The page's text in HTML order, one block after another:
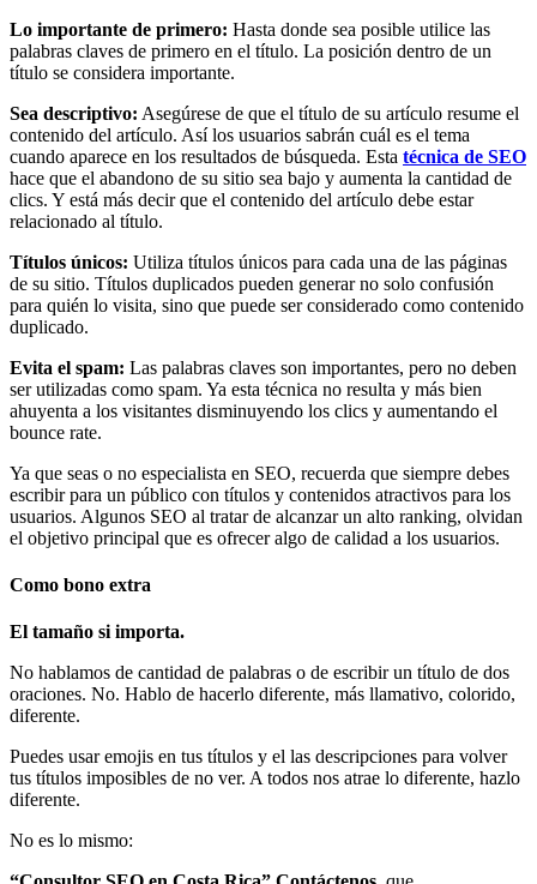
Lo importante de primero: Hasta donde sea posible utilice las
palabras claves de primero en el título. La posición dentro de un
título se considera importante.
Sea descriptivo: Asegúrese de que el título de su artículo resume el
contenido del artículo. Así los usuarios sabrán cuál es el tema
cuando aparece en los resultados de búsqueda. Esta técnica de SEO
hace que el abandono de su sitio sea bajo y aumenta la cantidad de
clics. Y está más decir que el contenido del artículo debe estar
relacionado al título.
Títulos únicos: Utiliza títulos únicos para cada una de las páginas
de su sitio. Títulos duplicados pueden generar no solo confusión
para quién lo visita, sino que puede ser considerado como contenido
duplicado.
Evita el spam: Las palabras claves son importantes, pero no deben
ser utilizadas como spam. Ya esta técnica no resulta y más bien
ahuyenta a los visitantes disminuyendo los clics y aumentando el
bounce rate.
Ya que seas o no especialista en SEO, recuerda que siempre debes
escribir para un público con títulos y contenidos atractivos para los
usuarios. Algunos SEO al tratar de alcanzar un alto ranking, olvidan
el objetivo principal que es ofrecer algo de calidad a los usuarios.
Como bono extra
El tamaño si importa.
No hablamos de cantidad de palabras o de escribir un título de dos
oraciones. No. Hablo de hacerlo diferente, más llamativo, colorido,
diferente.
Puedes usar emojis en tus títulos y el las descripciones para volver
tus títulos imposibles de no ver. A todos nos atrae lo diferente, hazlo
diferente.
No es lo mismo: